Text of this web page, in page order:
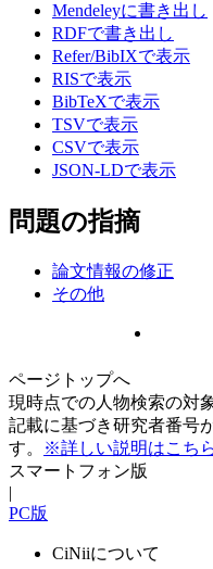
Mendeleyに書き出し
RDFで書き出し
Refer/BibIXで表示
RISで表示
BibTeXで表示
TSVで表示
CSVで表示
JSON-LDで表示
問題の指摘
論文情報の修正
その他
ページトップへ
現時点での人物検索の対
記載に基づき研究者番号
す。
※詳しい説明はこち
スマートフォン版
|
PC版
CiNiiについて